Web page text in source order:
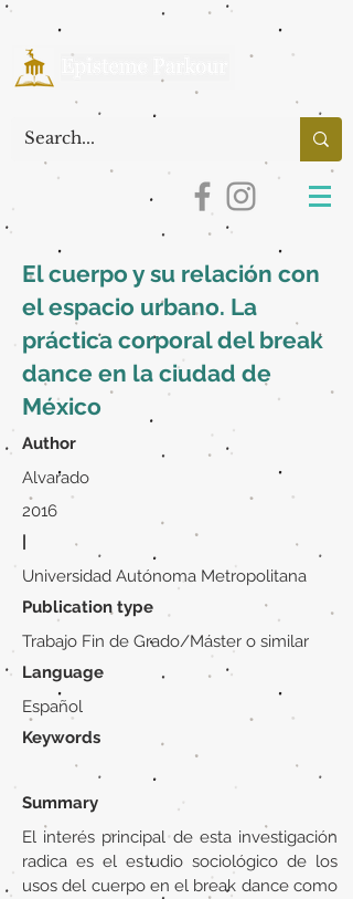
El cuerpo y su relación con
el espacio urbano. La
práctica corporal del break
dance en la ciudad de
México
Author
Alvarado
2016
|
Universidad Autónoma Metropolitana
Publication type
Trabajo Fin de Grado/Máster o similar
Language
Español
Keywords
Summary
El interés principal de esta investigación
radica es el estudio sociológico de los
usos del cuerpo en el break dance como